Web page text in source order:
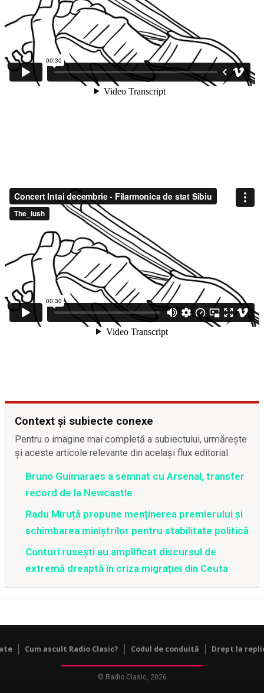
Context și subiecte conexe
Pentru o imagine mai completă a subiectului, urmărește
și aceste articole relevante din același flux editorial.
Bruno Guimaraes a semnat cu Arsenal, transfer
record de la Newcastle
Radu Miruță propune menținerea premierului și
schimbarea miniștrilor pentru stabilitate politică
Conturi rusești au amplificat discursul de
extremă dreaptă în criza migrației din Ceuta
Cum ascult Radio Clasic? Codul de conduită Drept la
© Radio Clasic, 2026